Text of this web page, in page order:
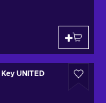
UNITED